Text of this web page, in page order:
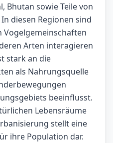
Bhutan sowie Teile von
diesen Regionen sind
Vogelgemeinschaften
Arten interagieren
stark an die
als Nahrungsquelle
beeinflusst.
Lebensräume
stellt eine
ihre Population dar.